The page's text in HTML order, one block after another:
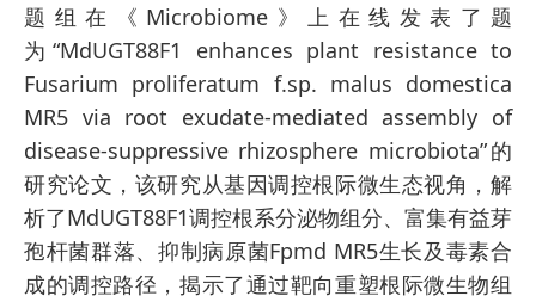
题组在《Microbiome》上在线发表了题
为“MdUGT88F1 enhances plant resistance to
Fusarium proliferatum f.sp. malus domestica
MR5 via root exudate-mediated assembly of
disease-suppressive rhizosphere microbiota”的
研究论文，该研究从基因调控根际微生态视角，解
析了MdUGT88F1调控根系分泌物组分、富集有益芽
孢杆菌群落、抑制病原菌Fpmd MR5生长及毒素合
成的调控路径，揭示了通过靶向重塑根际微生物组